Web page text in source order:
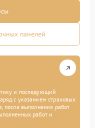
панелей
и последующий
с указанием страховых
после выполнения работ
работ и